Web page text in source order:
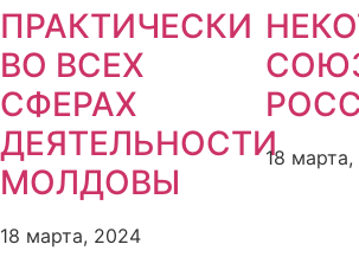
ПРАКТИЧЕСКИ
ВО ВСЕХ
СФЕРАХ
ДЕЯТЕЛЬНОСТИ
МОЛДОВЫ
18 марта, 2024
18